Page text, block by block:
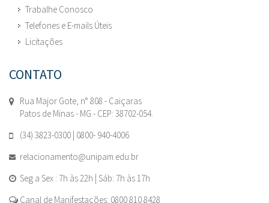
Trabalhe Conosco
Telefones e E-mails Úteis
Licitações
CONTATO
Rua Major Gote, n° 808 - Caiçaras
Patos de Minas - MG - CEP: 38702-054.
(34) 3823-0300 | 0800- 940-4006
relacionamento@unipam.edu.br
Seg a Sex : 7h às 22h | Sáb: 7h às 17h
Canal de Manifestações: 0800 810 8428